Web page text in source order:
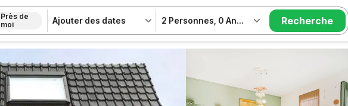
Près de
moi
Ajouter des dates 2 Personnes 0 Animal Recherche